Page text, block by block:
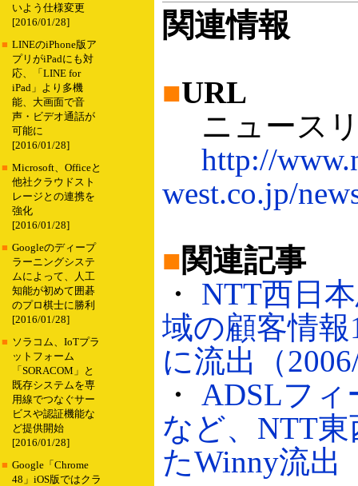
いよう仕様変更
[2016/01/28]
■ LINEのiPhone版ア
プリがiPadにも対
応、「LINE for
iPad」より多機
能、大画面で音
声・ビデオ通話が
可能に
[2016/01/28]
■ Microsoft、Officeと
他社クラウドスト
レージとの連携を
強化
[2016/01/28]
■ Googleのディープ
ラーニングシステ
ムによって、人工
知能が初めて囲碁
のプロ棋士に勝利
[2016/01/28]
■ ソラコム、IoTプラ
ットフォーム
「SORACOM」と
既存システムを専
用線でつなぐサー
ビスや認証機能な
ど提供開始
[2016/01/28]
■ Google「Chrome
48」iOS版ではクラ
関連情報
■URL
ニュース
http://
west.co.jp/
■関連記事
・ NTT西日
域の顧客情報
に流出（
・ ADSLフィ
など、NTT
たWinny流出